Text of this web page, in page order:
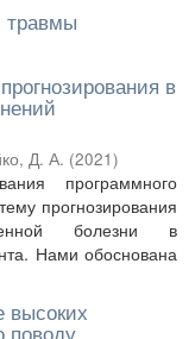
травмы
в
Д. А. (2021)
программного
прогнозирования
болезни в
Нами обоснована
высоких
поводу